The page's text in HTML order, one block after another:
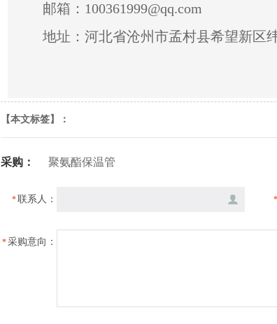
邮箱：100361999@qq.com
地址：河北省沧州市孟村县希望新区
【本文标签】：
采购： 聚氨酯保温管
*联系人： *
*采购意向：